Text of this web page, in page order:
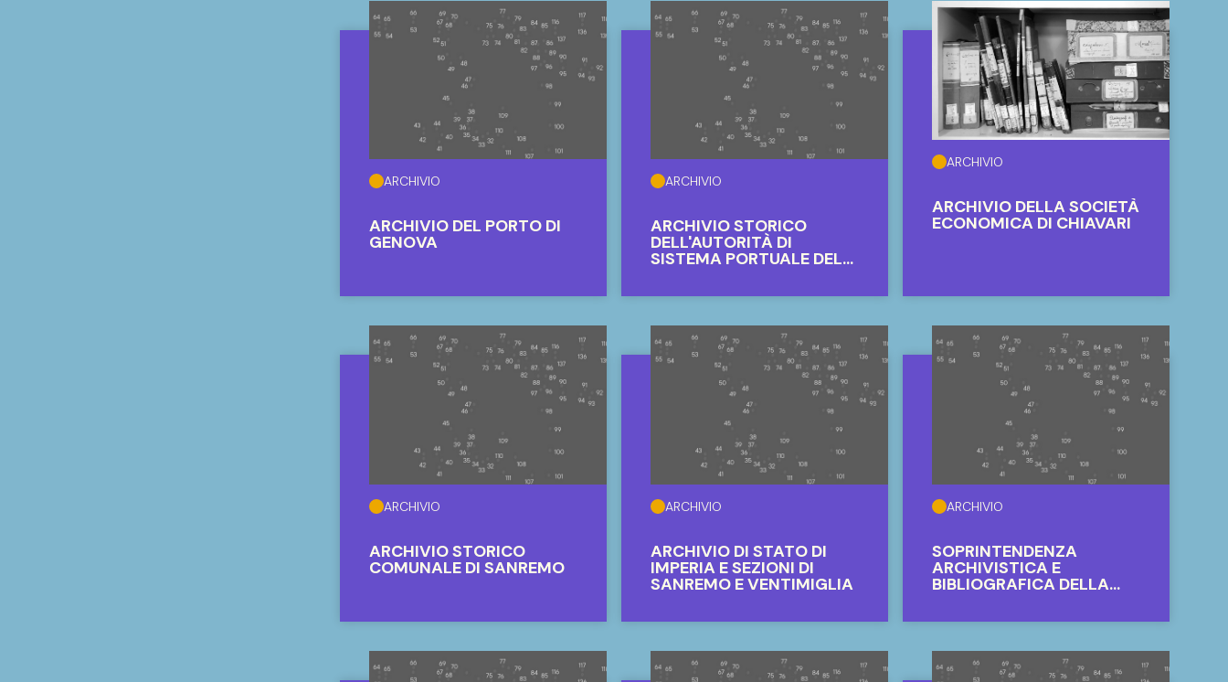
ARCHIVIO
ARCHIVIO DEL MUSEO
PERRANDO E ARCHIVIO
STORICO COMUNALE DI
SASSELLO
RETE DEGLI ARCHIVI LIGURI RETE DEGLI ARCHIVI LIGURI
ARCHIVIO
ARCHIVIO DEL PORTO DI
ARCHIVIO
ARCHIVIO STORICO
DELL'AUTORITÀ DI
SISTEMA PORTUALE DEL
MAR LIGURE
OCCIDENTALE
ARCHIVIO DELLA SOCIETÀ
ECONOMICA DI CHIAVARI
ARCHIVIO
ARCHIVIO STORICO
ARCHIVIO